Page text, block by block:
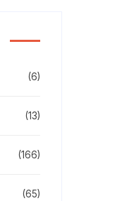
(6)
(13)
(166)
(65)